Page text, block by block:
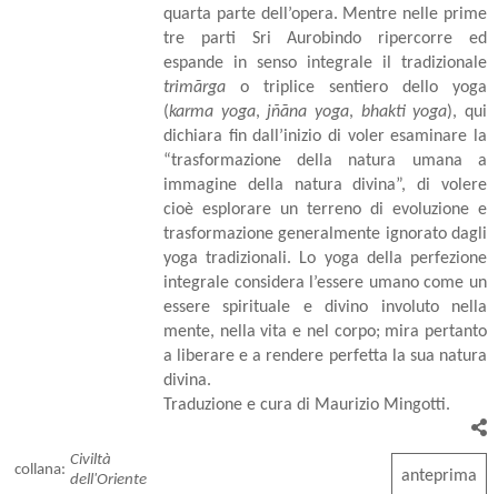
quarta parte dell’opera. Mentre nelle prime
tre parti Sri Aurobindo ripercorre ed
espande in senso integrale il tradizionale
trimārgao triplice sentiero dello yoga
(karma yoga,jñāna yoga, bhakti yoga), qui
dichiara fin dall’inizio di voler esaminare la
“trasformazione della natura umana a
immagine della natura divina”, di volere
cioè esplorare un terreno di evoluzione e
trasformazione generalmente ignorato dagli
yoga tradizionali. Lo yoga della perfezione
integrale considera l’essere umano come un
essere spirituale e divino involuto nella
mente, nella vita e nel corpo; mira pertanto
a liberare e a rendere perfetta la sua natura
divina.
Traduzione e cura di Maurizio Mingotti.
collana:
Civiltà
dell'Oriente
anteprima